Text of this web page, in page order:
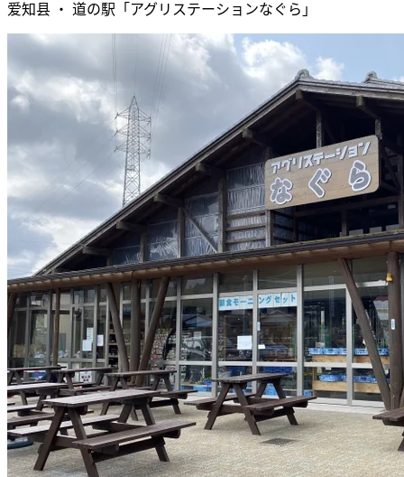
爱知县 ・ 道の駅「 アグリステーションなぐら 」